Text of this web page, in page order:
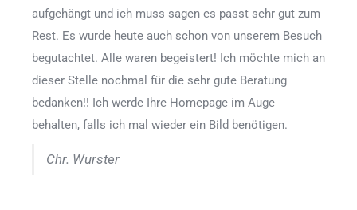
aufgehängt und ich muss sagen es passt sehr gut zum
Rest. Es wurde heute auch schon von unserem Besuch
begutachtet. Alle waren begeistert! Ich möchte mich an
dieser Stelle nochmal für die sehr gute Beratung
bedanken!! Ich werde Ihre Homepage im Auge
behalten, falls ich mal wieder ein Bild benötigen.
Chr. Wurster